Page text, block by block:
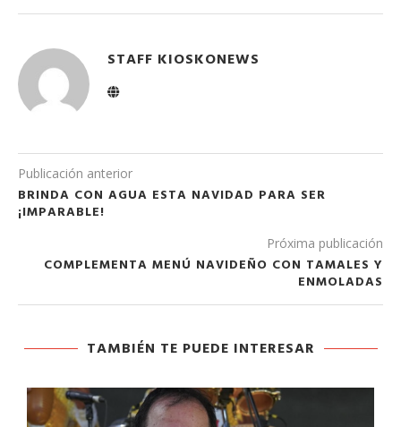
STAFF KIOSKONEWS
Publicación anterior
BRINDA CON AGUA ESTA NAVIDAD PARA SER
¡IMPARABLE!
Próxima publicación
COMPLEMENTA MENÚ NAVIDEÑO CON TAMALES Y
ENMOLADAS
TAMBIÉN TE PUEDE INTERESAR